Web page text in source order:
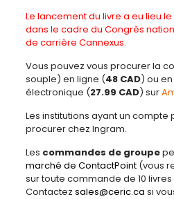
Le lancement du livre a eu lieu
dans le cadre du Congrès
de carrière Cannexus.
Vous pouvez vous procurer la
souple) en ligne (48 CAD) ou
électronique (27.99 CAD) sur
Les institutions ayant un
procurer chez Ingram.
Les commandes de groupe
marché de ContactPoint(vous
sur toute commande de 10 livres
Contactez sales@ceric.ca si